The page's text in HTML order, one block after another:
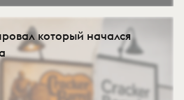
который начался